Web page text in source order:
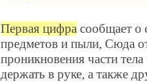
Первая цифра сообщает о
предметов и пыли, Сюда
проникновения части
держать в руке, а также